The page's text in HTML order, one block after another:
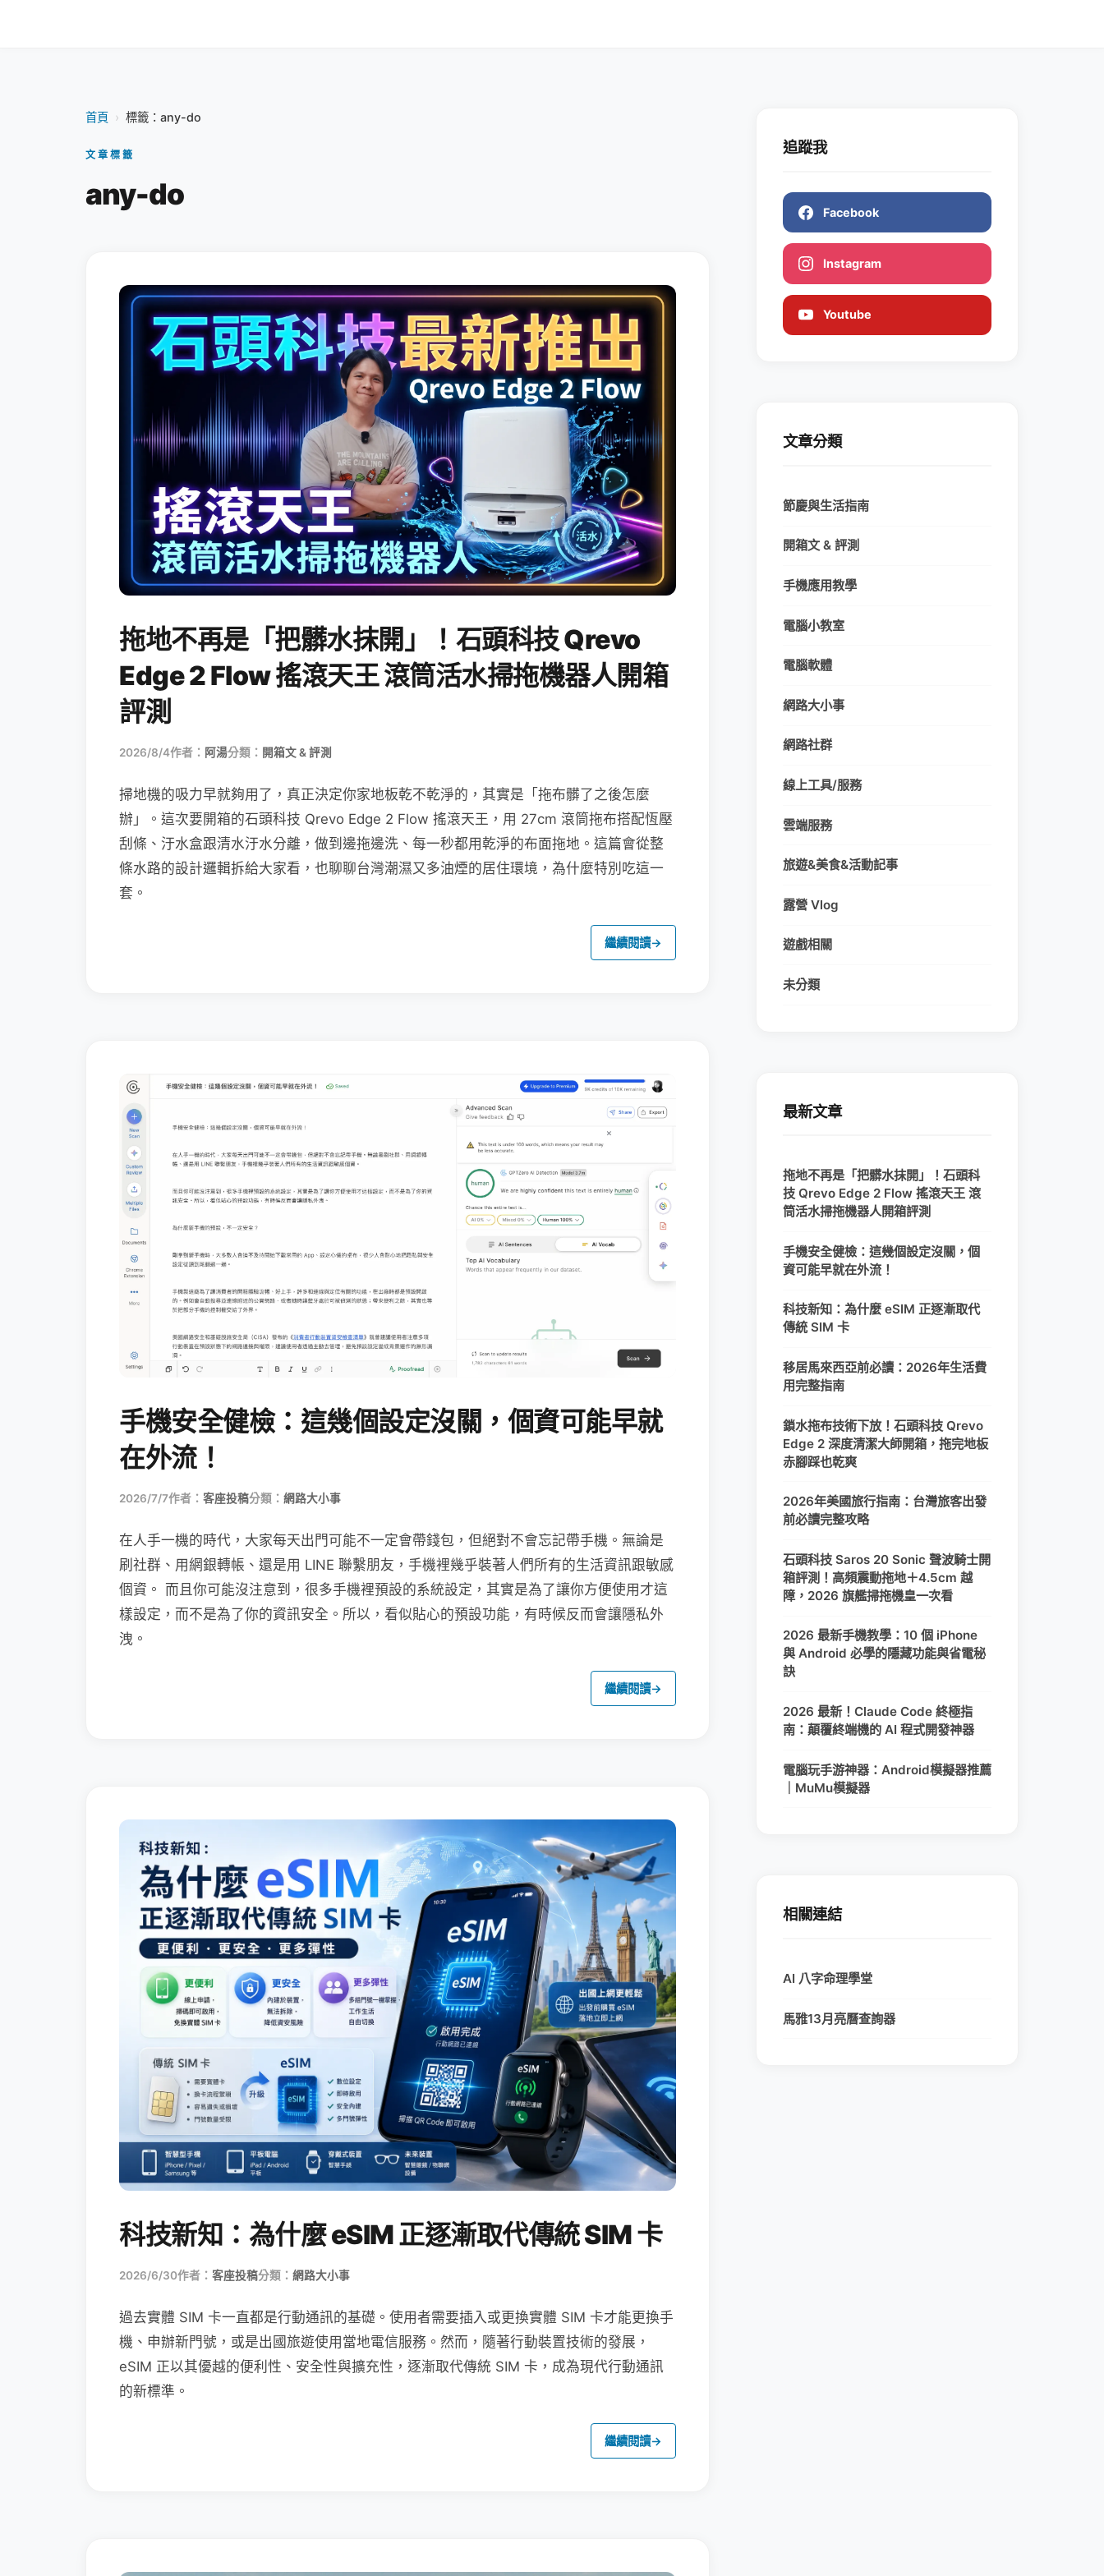
首頁 › 標籤：any-do
文章標籤
any-do
拖地不再是「把髒水抹開」！石頭科技 Qrevo
Edge 2 Flow 搖滾天王 滾筒活水掃拖機器人開箱
評測
2026/8/4作者： 阿湯分類： 開箱文 & 評測
掃地機的吸力早就夠用了，真正決定你家地板乾不乾淨的，其實是「拖布髒了之後怎麼
辦」。這次要開箱的石頭科技 Qrevo Edge 2 Flow 搖滾天王，用 27cm 滾筒拖布搭配恆壓
刮條、汙水盒跟清水汙水分離，做到邊拖邊洗、每一秒都用乾淨的布面拖地。這篇會從整
條水路的設計邏輯拆給大家看，也聊聊台灣潮濕又多油煙的居住環境，為什麼特別吃這一
套。
繼續閱讀→
手機安全健檢：這幾個設定沒關，個資可能早就
在外流！
2026/7/7作者： 客座投稿分類： 網路大小事
在人手一機的時代，大家每天出門可能不一定會帶錢包，但絕對不會忘記帶手機。無論是
刷社群、用網銀轉帳、還是用 LINE 聯繫朋友，手機裡幾乎裝著人們所有的生活資訊跟敏感
個資。 而且你可能沒注意到，很多手機裡預設的系統設定，其實是為了讓你方便使用才這
樣設定，而不是為了你的資訊安全。所以，看似貼心的預設功能，有時候反而會讓隱私外
洩。
繼續閱讀→
科技新知：為什麼 eSIM 正逐漸取代傳統 SIM 卡
2026/6/30作者： 客座投稿分類： 網路大小事
過去實體 SIM 卡一直都是行動通訊的基礎。使用者需要插入或更換實體 SIM 卡才能更換手
機、申辦新門號，或是出國旅遊使用當地電信服務。然而，隨著行動裝置技術的發展，
eSIM 正以其優越的便利性、安全性與擴充性，逐漸取代傳統 SIM 卡，成為現代行動通訊
的新標準。
繼續閱讀→
追蹤我
Facebook
Instagram
Youtube
文章分類
節慶與生活指南
開箱文 & 評測
手機應用教學
電腦小教室
電腦軟體
網路大小事
網路社群
線上工具/服務
雲端服務
旅遊&美食&活動記事
露營 Vlog
遊戲相關
未分類
最新文章
拖地不再是「把髒水抹開」！石頭科
技 Qrevo Edge 2 Flow 搖滾天王 滾
筒活水掃拖機器人開箱評測
手機安全健檢：這幾個設定沒關，個
資可能早就在外流！
科技新知：為什麼 eSIM 正逐漸取代
傳統 SIM 卡
移居馬來西亞前必讀：2026年生活費
用完整指南
鎖水拖布技術下放！石頭科技 Qrevo
Edge 2 深度清潔大師開箱，拖完地板
赤腳踩也乾爽
2026年美國旅行指南：台灣旅客出發
前必讀完整攻略
石頭科技 Saros 20 Sonic 聲波騎士開
箱評測！高頻震動拖地＋4.5cm 越
障，2026 旗艦掃拖機皇一次看
2026 最新手機教學：10 個 iPhone
與 Android 必學的隱藏功能與省電秘
訣
2026 最新！Claude Code 終極指
南：顛覆終端機的 AI 程式開發神器
電腦玩手游神器：Android模擬器推薦
｜MuMu模擬器
相關連結
AI 八字命理學堂
馬雅13月亮曆查詢器